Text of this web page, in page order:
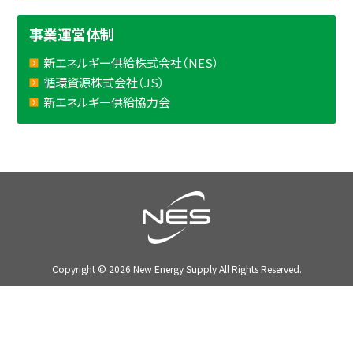
事業運営体制
新エネルギー供給株式会社（NES）
循環資源株式会社（JS）
新エネルギー供給協力会
Copyright © 2026 New Energy Supply All Rights Reserved.